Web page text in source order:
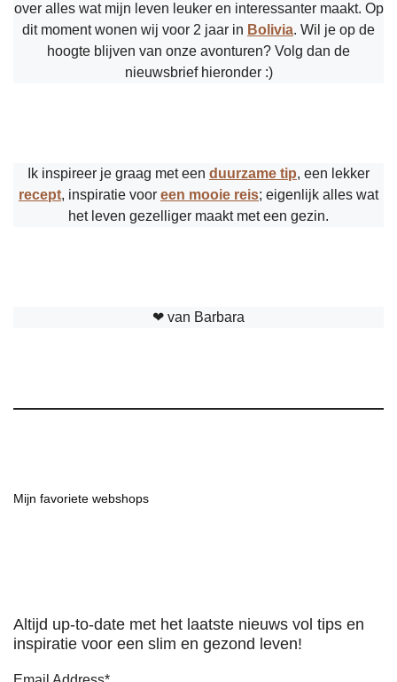
over alles wat mijn leven leuker en interessanter maakt. Op
dit moment wonen wij voor 2 jaar in Bolivia. Wil je op de
hoogte blijven van onze avonturen? Volg dan de
nieuwsbrief hieronder :)
Ik inspireer je graag met een duurzame tip, een lekker
recept, inspiratie voor een mooie reis; eigenlijk alles wat
het leven gezelliger maakt met een gezin.
❤︎ van Barbara
Mijn favoriete webshops
Altijd up-to-date met het laatste nieuws vol tips en
inspiratie voor een slim en gezond leven!